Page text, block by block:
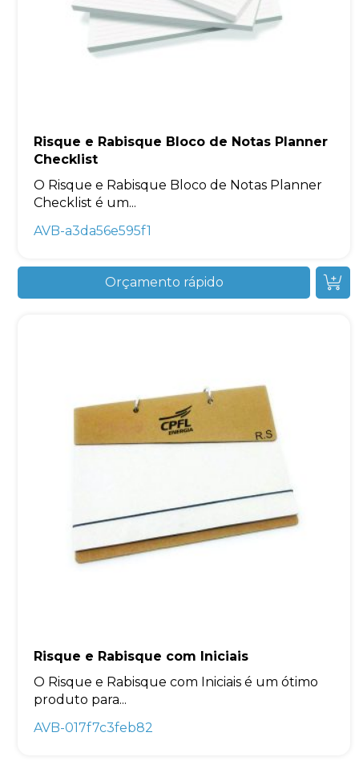
Risque e Rabisque Bloco de Notas Planner
Checklist
O Risque e Rabisque Bloco de Notas Planner
Checklist é um...
AVB-a3da56e595f1
Orçamento rápido
Risque e Rabisque com Iniciais
O Risque e Rabisque com Iniciais é um ótimo
produto para...
AVB-017f7c3feb82